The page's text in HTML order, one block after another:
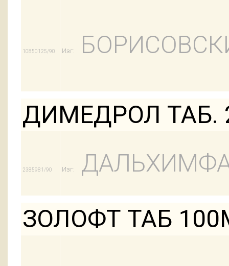
10850125/90 Изг:
ДИМЕДРОЛ ТАБ.
2385981/90 Изг:
ЗОЛОФТ ТАБ